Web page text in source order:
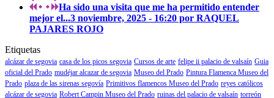
Ha sido una visita que me ha permitido entender
mejor el...3 noviembre, 2025 - 16:20 por RAQUEL
PAJARES ROJO
Etiquetas
alcázar de segovia casa de los picos segovia Cursos de arte felipe ii palacio de valsaín Guia
oficial del Prado mudéjar alcazar de segovia Museo del Prado Pintura Flamenca Museo del
Prado plaza de las sirenas segovía Primitivos flamencos Museo del Prado reyes católicos
alcázar de segovia Robert Campin Museo del Prado ruinas del palacio de valsaín torreón